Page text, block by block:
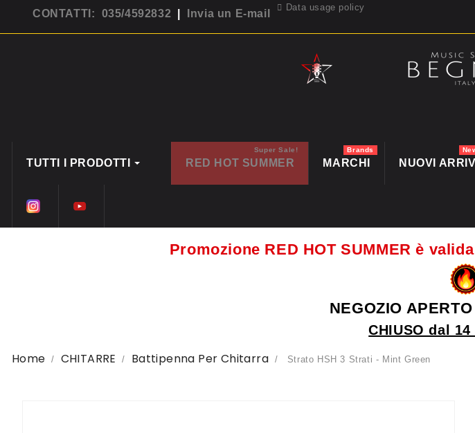
CONTATTI: 035/4592832 Invia un E-mail
Data usage policy
TUTTI I PRODOTTI RED HOT SUMMER
Super Sale!
MARCHI
Brands
NUOVI ARRIVI
Promozione RED HOT SUMMER è
NEGOZIO
CHIUSO dal
Home CHITARRE Battipenna Per Chitarra Strato HSH 3 Strati - Mint Green